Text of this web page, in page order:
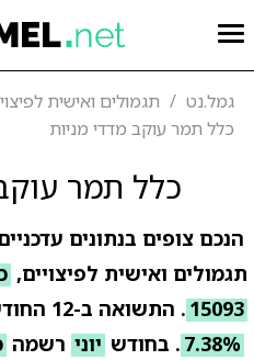
גמל.נט תגמולים ואישית
כלל תמר עוקב מדדי מניות
כלל תמר
הנכם צופים בנתונים
תגמולים ואישית לפיצויים,
15093 . התשואה ב-12 החודשים האחרונים עומדת על
7.38% . בחודש יוני רשמה